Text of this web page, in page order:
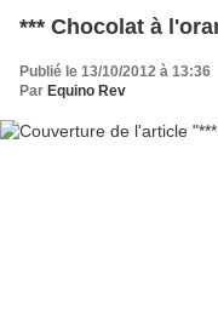
*** Chocolat à
Publié le 13/10/2012 à 13:36
Par Equino Rev